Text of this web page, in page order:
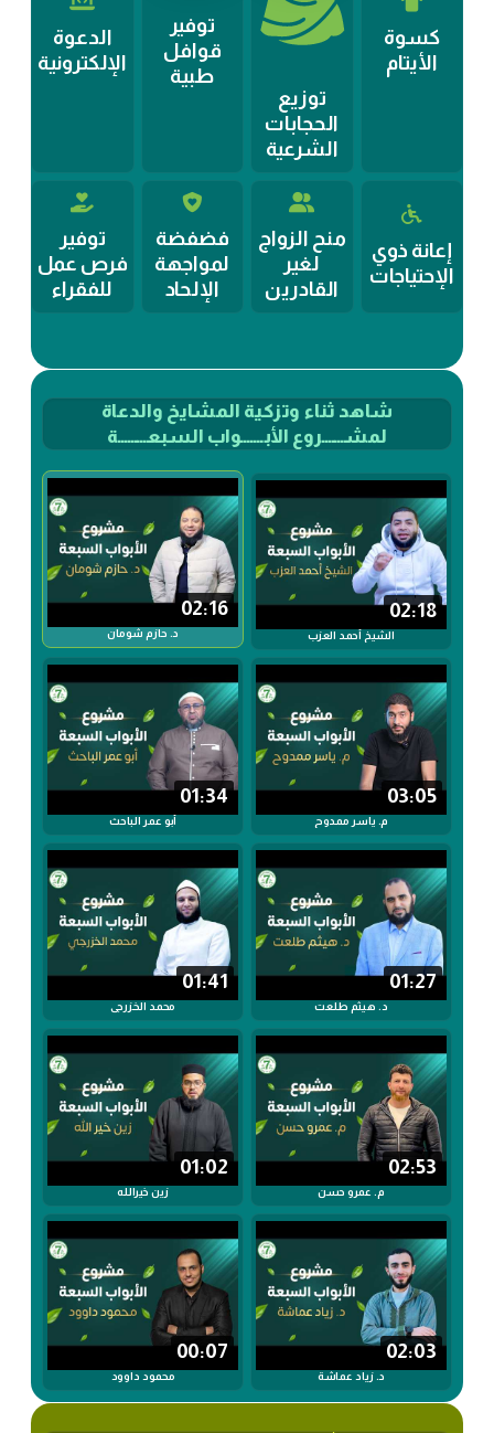
كسوة
الأيتام
توزيع
الحجابات
الشرعية
توفير
قوافل
طبية
الدعوة
الإلكترونية
إعانة ذوي
الإحتياجات
منح الزواج
لغير
القادرين
فضفضة
لمواجهة
الإلحاد
توفير
فرص عمل
للفقراء
شاهد ثناء وتزكية المشايخ والدعاة
لمشـــــــروع الأبـــــــواب السبعـــــــــة
02:16
د. حازم شومان
02:18
الشيخ أحمد العزب
01:34
أبو عمر الباحث
03:05
م. ياسر ممدوح
01:41
محمد الخزرجي
01:27
د. هيثم طلعت
01:02
زين خيرالله
02:53
م. عمرو حسن
00:07
محمود داوود
02:03
د. زياد عماشة